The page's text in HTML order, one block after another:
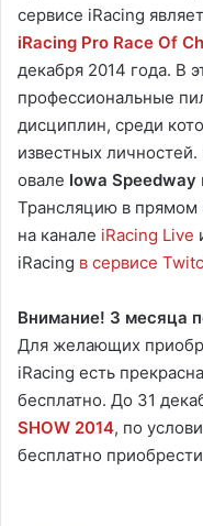
сервисе iRacing
iRacing Pro Race Of
декабря 2014 года. В
профессиональные
дисциплин, среди
известных
овале Iowa Speedway
Трансляцию в прямом
на канале iRacing Live
iRacing в сервисе
Внимание! 3 месяца
Для желающих
iRacing есть
бесплатно. До 31
SHOW 2014, по
бесплатно